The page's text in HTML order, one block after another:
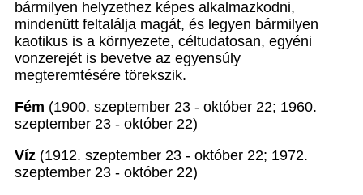
bármilyen helyzethez képes alkalmazkodni,
mindenütt feltalálja magát, és legyen bármilyen
kaotikus is a környezete, céltudatosan, egyéni
vonzerejét is bevetve az egyensúly
megteremtésére törekszik.
Fém (1900. szeptember 23 - október 22; 1960.
szeptember 23 - október 22)
Víz (1912. szeptember 23 - október 22; 1972.
szeptember 23 - október 22)